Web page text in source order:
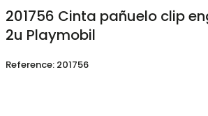
201756 Cinta pañuelo clip
2u Playmobil
Reference: 201756